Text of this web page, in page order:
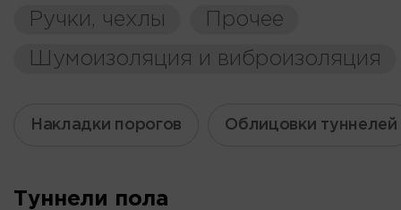
Ручки, чехлы
Прочее
Шумоизоляция и виброизоляция
Накладки порогов Облицовки туннелей
Туннели пола